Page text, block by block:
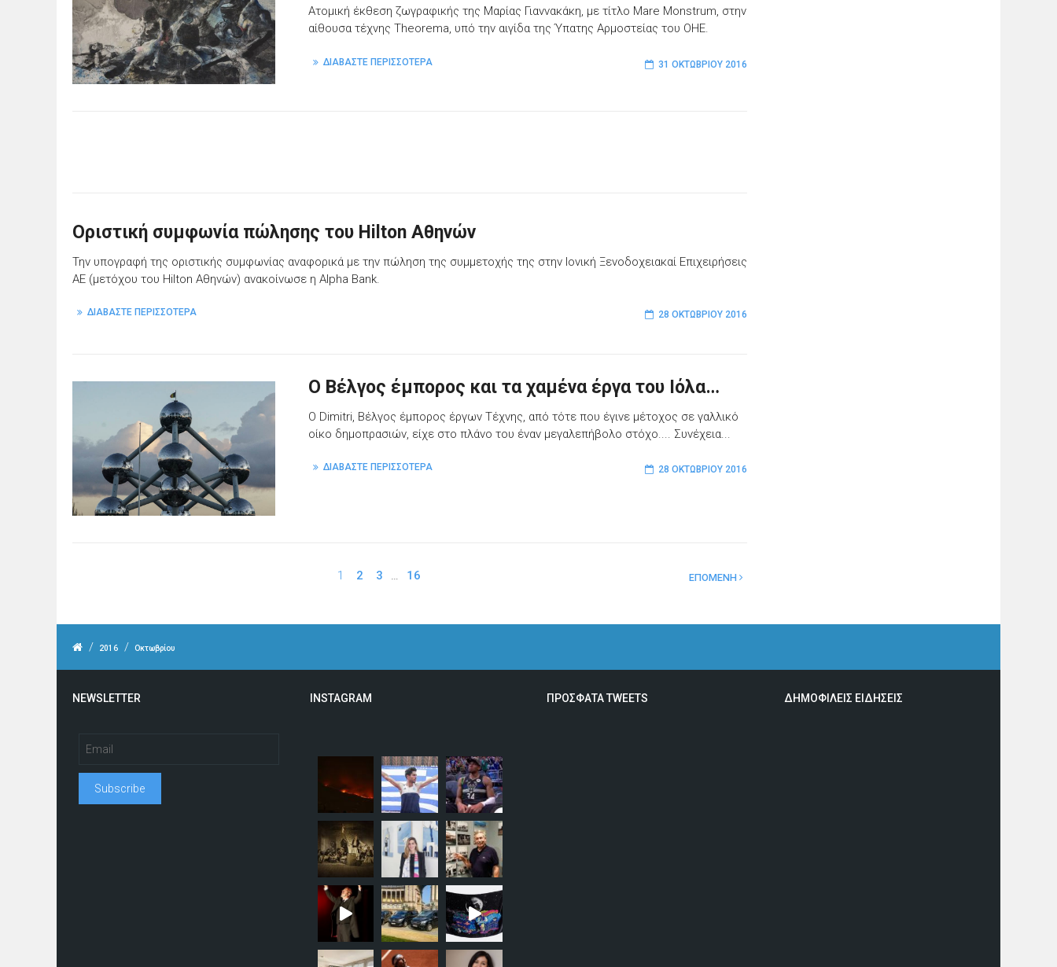
Ατομική έκθεση ζωγραφικής της Μαρίας Γιαννακάκη, με τίτλο Mare Monstrum, στην
αίθουσα τέχνης Theorema, υπό την αιγίδα της Ύπατης Αρμοστείας του ΟΗΕ.
ΔΙΑΒΑΣΤΕ ΠΕΡΙΣΣΟΤΕΡΑ 31 ΟΚΤΩΒΡΊΟΥ 2016
Oριστική συμφωνία πώλησης του Hilton Αθηνών
Την υπογραφή της οριστικής συμφωνίας αναφορικά με την πώληση της συμμετοχής της στην Ιονική Ξενοδοχειακαί Επιχειρήσεις
ΑΕ (μετόχου του Hilton Αθηνών) ανακοίνωσε η Alpha Bank.
ΔΙΑΒΑΣΤΕ ΠΕΡΙΣΣΟΤΕΡΑ 28 ΟΚΤΩΒΡΊΟΥ 2016
Ο Βέλγος έμπορος και τα χαμένα έργα του Ιόλα…
Ο Dimitri, Βέλγος έμπορος έργων Τέχνης, από τότε που έγινε μέτοχος σε γαλλικό
οίκο δημοπρασιών, είχε στο πλάνο του έναν μεγαλεπήβολο στόχο.... Συνέχεια...
ΔΙΑΒΑΣΤΕ ΠΕΡΙΣΣΟΤΕΡΑ 28 ΟΚΤΩΒΡΊΟΥ 2016
1 2 3 … 16 ΕΠΟΜΕΝΗ
/ 2016 / Οκτωβρίου
NEWSLETTER INSTAGRAM ΠΡΟΣΦΑΤΑ TWEETS ΔΗΜΟΦΙΛΕΙΣ ΕΙΔΗΣΕΙΣ